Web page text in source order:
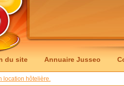
du site Annuaire Jusseo
location hôtelière.